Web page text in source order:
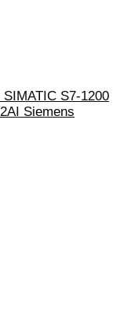
S7-1200
Siemens